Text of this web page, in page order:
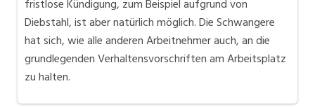
fristlose Kündigung, zum Beispiel aufgrund von
Diebstahl, ist aber natürlich möglich. Die Schwangere
hat sich, wie alle anderen Arbeitnehmer auch, an die
grundlegenden Verhaltensvorschriften am Arbeitsplatz
zu halten.